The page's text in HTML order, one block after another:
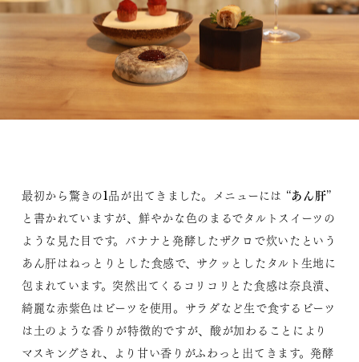
最初から驚きの1品が出てきました。メニューには “あん肝”
と書かれていますが、鮮やかな色のまるでタルトスイーツの
ような見た目です。バナナと発酵したザクロで炊いたという
あん肝はねっとりとした食感で、サクッとしたタルト生地に
包まれています。突然出てくるコリコリとた食感は奈良漬、
綺麗な赤紫色はビーツを使用。サラダなど生で食するビーツ
は土のような香りが特徴的ですが、酸が加わることにより
マスキングされ、より甘い香りがふわっと出てきます。発酵